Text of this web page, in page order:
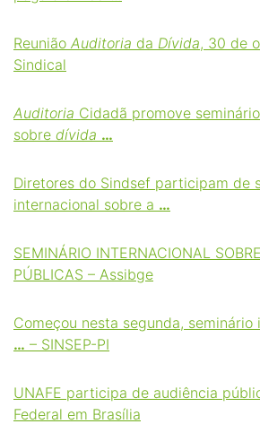
Reunião Auditoria da Dívida, 30 de
Sindical
Auditoria Cidadã promove
sobre dívida …
Diretores do Sindsef participam de
internacional sobre a …
SEMINÁRIO INTERNACIONAL SOBRE
PÚBLICAS – Assibge
Começou nesta segunda,
… – SINSEP-PI
UNAFE participa de audiência
Federal em Brasília